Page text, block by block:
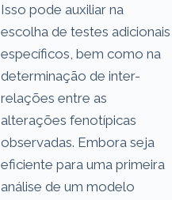
Isso pode auxiliar na
escolha de testes adicionais
específicos, bem como na
determinação de inter-
relações entre as
alterações fenotípicas
observadas. Embora seja
eficiente para uma primeira
análise de um modelo